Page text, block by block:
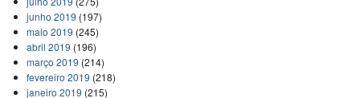
junho 2019 (197)
maio 2019 (245)
abril 2019 (196)
março 2019 (214)
fevereiro 2019 (218)
janeiro 2019 (215)